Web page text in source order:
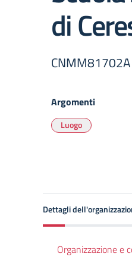
di
CNMM81702A
Argomenti
Luogo
Dettagli
Organizzazione e